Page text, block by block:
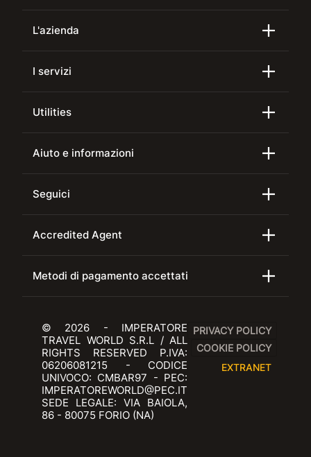
L'azienda
I servizi
Utilities
Aiuto e informazioni
Seguici
Accredited Agent
Metodi di pagamento accettati
© 2026 - IMPERATORE
TRAVEL WORLD S.R.L / ALL
RIGHTS RESERVED P.IVA:
06206081215 - CODICE
UNIVOCO: CMBAR97 - PEC:
IMPERATOREWORLD@PEC.IT
SEDE LEGALE: VIA BAIOLA,
86 - 80075 FORIO (NA)
PRIVACY POLICY
COOKIE POLICY
EXTRANET